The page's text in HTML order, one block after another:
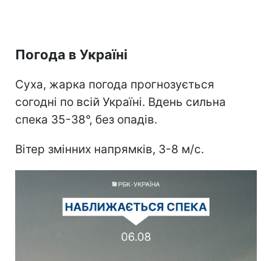
Погода в Україні
Суха, жарка погода прогнозується
согодні по всій Україні. Вдень сильна
спека 35-38°, без опадів.
Вітер змінних напрямків, 3-8 м/с.